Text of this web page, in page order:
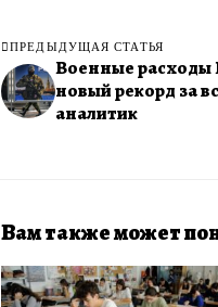
ПРЕДЫДУЩАЯ СТАТЬЯ
Военные расходы
новый рекорд за
аналитик
Вам также может